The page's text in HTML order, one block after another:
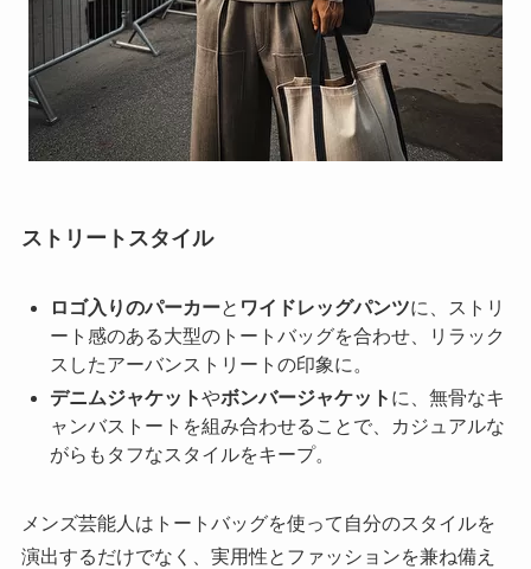
ストリートスタイル
ロゴ入りのパーカーと ワイドレッグパンツに、ストリ
ート感のある大型のトートバッグを合わせ、リラック
スしたアーバンストリートの印象に。
デニムジャケットやボンバージャケット に、無骨なキ
ャンバストートを組み合わせることで、カジュアルな
がらもタフなスタイルをキープ。
メンズ芸能人はトートバッグを使って自分のスタイルを
演出するだけでなく、実用性とファッションを兼ね備え